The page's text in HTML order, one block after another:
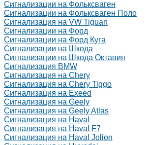
Сигнализации на Фольксваген
Сигнализации на Фольксваген Поло
Сигнализация на VW Tiguan
Сигнализации на Форд
Сигнализации на Форд Куга
Сигнализации на Шкода
Сигнализации на Шкода Октавия
Сигнализация BMW
Сигнализация на Chery
Сигнализация на Chery Tiggo
Сигнализация на Exeed
Сигнализация на Geely
Сигнализация на Geely Atlas
Сигнализация на Haval
Сигнализация на Haval F7
Сигнализация на Haval Jolion